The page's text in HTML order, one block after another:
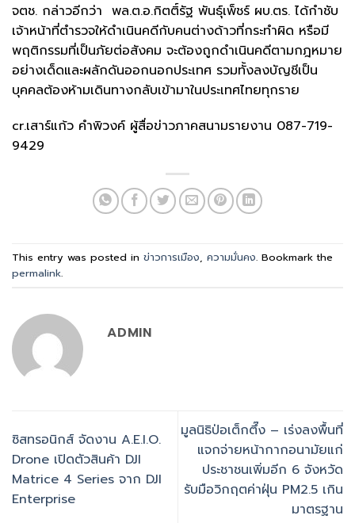
จตช. กล่าวอีกว่า พล.ต.อ.กิตติ์รัฐ พันธุ์เพ็ชร์ ผบ.ตร. ได้กำชับ
เจ้าหน้าที่ตำรวจให้ดำเนินคดีกับคนต่างด้าวที่กระทำผิด หรือมี
พฤติกรรมที่เป็นภัยต่อสังคม จะต้องถูกดำเนินคดีตามกฎหมาย
อย่างเด็ดและผลักดันออกนอกประเทศ รวมทั้งลงบัญชีเป็น
บุคคลต้องห้ามเดินทางกลับเข้ามาในประเทศไทยทุกราย
cr.เสาร์แก้ว คำพิวงค์ ผู้สื่อข่าวภาคสนามรายงาน 087-719-
9429
This entry was posted in ข่าวการเมือง, ความมั่นคง. Bookmark the
permalink.
ADMIN
ซิสทรอนิกส์ จัดงาน A.E.I.O.
Drone เปิดตัวสินค้า DJI
Matrice 4 Series จาก DJI
Enterprise
มูลนิธิป่อเต็กตึ๊ง – เร่งลงพื้นที่
แจกจ่ายหน้ากากอนามัยแก่
ประชาชนเพิ่มอีก 6 จังหวัด
รับมือวิกฤตค่าฝุ่น PM2.5 เกิน
มาตรฐาน